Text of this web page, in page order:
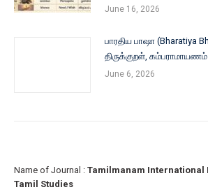
June 16, 2026
பாரதிய பாஷா (Bharatiya
திருக்குறள்,
June 6, 2026
Name of Journal : Tamilmanam International
Tamil Studies